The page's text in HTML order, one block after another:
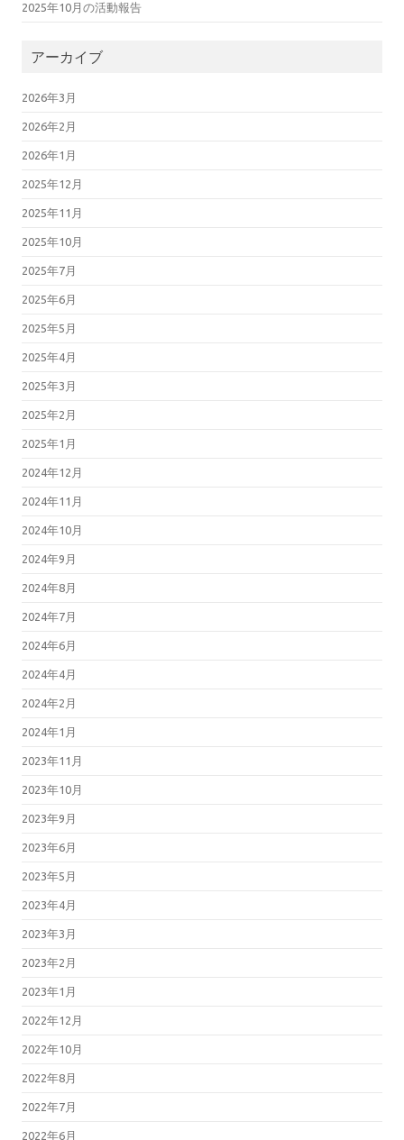
2025年10月の活動報告
アーカイブ
2026年3月
2026年2月
2026年1月
2025年12月
2025年11月
2025年10月
2025年7月
2025年6月
2025年5月
2025年4月
2025年3月
2025年2月
2025年1月
2024年12月
2024年11月
2024年10月
2024年9月
2024年8月
2024年7月
2024年6月
2024年4月
2024年2月
2024年1月
2023年11月
2023年10月
2023年9月
2023年6月
2023年5月
2023年4月
2023年3月
2023年2月
2023年1月
2022年12月
2022年10月
2022年8月
2022年7月
2022年6月